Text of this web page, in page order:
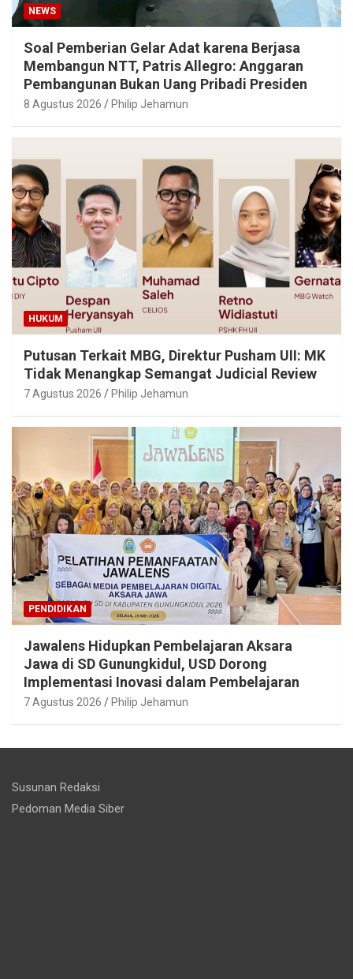
NEWS
Soal Pemberian Gelar Adat karena Berjasa
Membangun NTT, Patris Allegro: Anggaran
Pembangunan Bukan Uang Pribadi Presiden
8 Agustus 2026 Philip Jehamun
HUKUM
Putusan Terkait MBG, Direktur Pusham UII: MK
Tidak Menangkap Semangat Judicial Review
7 Agustus 2026 Philip Jehamun
PENDIDIKAN
Jawalens Hidupkan Pembelajaran Aksara
Jawa di SD Gunungkidul, USD Dorong
Implementasi Inovasi dalam Pembelajaran
7 Agustus 2026 Philip Jehamun
Susunan Redaksi
Pedoman Media Siber